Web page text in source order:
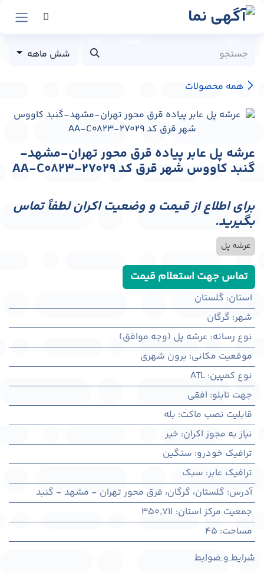
پرش به محتوا
همه محصولات
شش ماهه
عرشه پل عابر پیاده قرق محور تهران-مشهد-
گنبد کاووس شهر قرق کد AA-C0823-27029
برای اطلاع از قیمت و وضعیت اکران لطفاً تماس
بگیرید.
عرشه پل
تماس جهت استعلام قیمت
استان: گلستان
شهر: گرگان
نوع رسانه: عرشه پل (وجه موافق)
موقعیت مکانی: برون شهری
نوع کمپین:
ATL
جهت تابلو: افقی
قابلیت نصب ماکت: بله
نیاز به مجوز اکران: خیر
ترافیک خودرو: سنگین
ترافیک عابر: سبک
آدرس: گلستان، گرگان، قرق محور تهران - مشهد - گنبد
جمعیت مرکز استان:
350,711
مساحت:
45
شرایط و ضوابط